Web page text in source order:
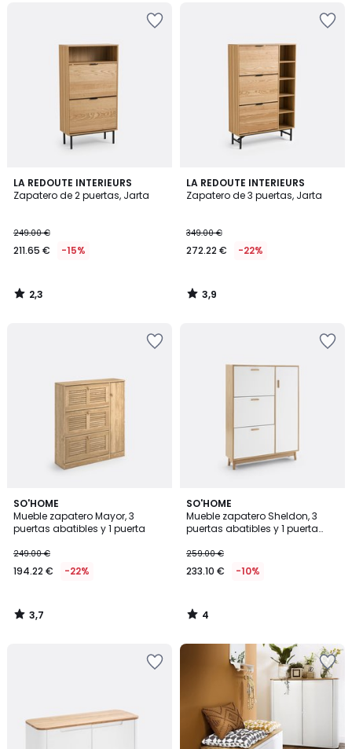
LA REDOUTE INTERIEURS
Zapatero de 2 puertas, Jarta
249.00 €
211.65 € -15%
2,3
/ 5
2,3
/
LA REDOUTE INTERIEURS
Zapatero de 3 puertas, Jarta
349.00 €
272.22 € -22%
3,9
/ 5
3,9
/
SO'HOME
Mueble zapatero Mayor, 3
puertas abatibles y 1 puerta
249.00 €
194.22 € -22%
3,7
/ 5
3,7
/
SO'HOME
Mueble zapatero Sheldon, 3
puertas abatibles y 1 puerta
259.00 €
233.10 € -10%
4
/
5
4
/